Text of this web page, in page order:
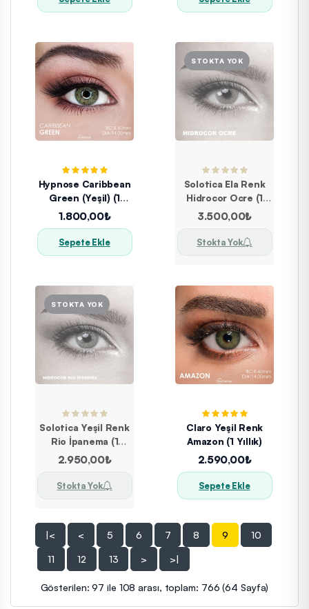
Hypnose Caribbean
Green (Yeşil) (1
Yıllık)
1.800,00₺
Sepete Ekle
Solotica Ela Renk
Hidrocor Ocre (1
YILLIK)
3.500,00₺
Stokta Yok
Solotica Yeşil Renk
Rio İpanema (1
YILLIK)
2.950,00₺
Stokta Yok
Claro Yeşil Renk
Amazon (1 Yıllık)
2.590,00₺
Sepete Ekle
|< < 5 6 7 8 9 10
11 12 13 > >|
Gösterilen: 97 ile 108 arası, toplam: 766 (64 Sayfa)